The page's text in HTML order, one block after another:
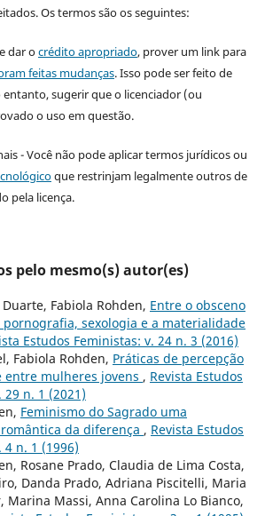
Os termos são os seguintes:
dar ocrédito apropriado, prover um link para
feitas mudanças. Isso pode ser feito de
entanto, sugerir que o licenciador (ou
o uso em questão.
- Você não pode aplicar termos jurídicos ou
que restrinjam legalmente outros de
pela licença.
pelo mesmo(s) autor(es)
Duarte, Fabiola Rohden, Entre o obsceno
sexologia e a materialidade
Estudos Feministas: v. 24 n. 3 (2016)
Fabiola Rohden, Práticas de percepção
mulheres jovens , Revista Estudos
29 n. 1 (2021)
Feminismo do Sagrado uma
da diferença , Revista Estudos
4 n. 1 (1996)
Rosane Prado, Claudia de Lima Costa,
Danda Prado, Adriana Piscitelli, Maria
Marina Massi, Anna Carolina Lo Bianco,